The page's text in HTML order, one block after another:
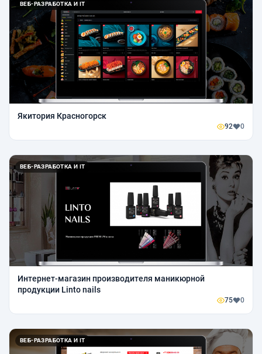
ВЕБ-РАЗРАБОТКА И IT
Якитория Красногорск
92 0
ВЕБ-РАЗРАБОТКА И IT
Интернет-магазин производителя маникюрной
продукции Linto nails
75 0
ВЕБ-РАЗРАБОТКА И IT